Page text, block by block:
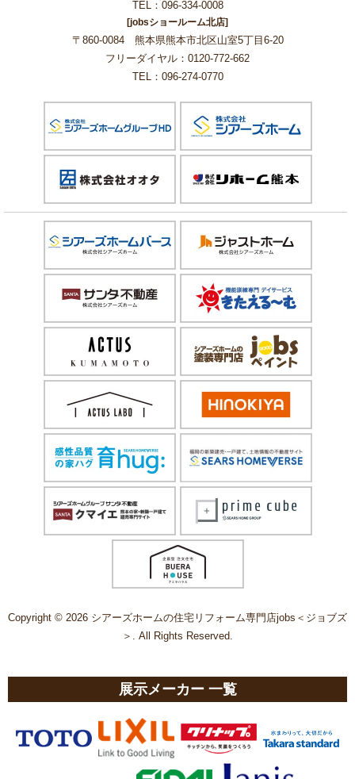
TEL：096-334-0008
[jobsショールーム北店]
〒860-0084 熊本県熊本市北区山室5丁目6-20
フリーダイヤル：0120-772-662
TEL：096-274-0770
Copyright © 2026 シアーズホームの住宅リフォーム専門店jobs＜ジョブズ
＞. All Rights Reserved.
展示メーカー 一覧